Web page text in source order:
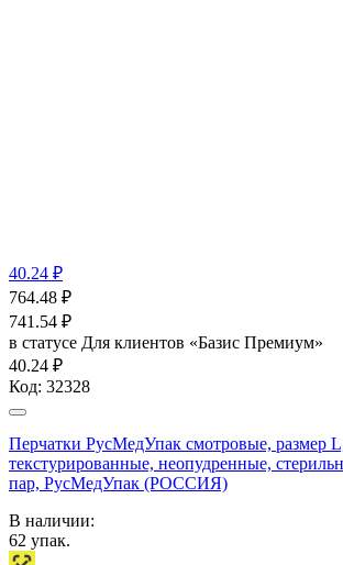
40.24 ₽
764.48 ₽
741.54 ₽
в статусе Для клиентов «Базис Премиум»
40.24 ₽
Код: 32328
Перчатки РусМедУпак смотровые, размер
текстурированные, неопудренные,
пар, РусМедУпак (РОССИЯ)
В наличии:
62 упак.